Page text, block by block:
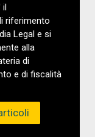
il
riferimento
Legal e si
alla
di
e di fiscalità